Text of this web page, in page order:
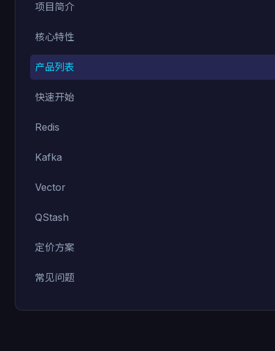
项目简介
核心特性
产品列表
快速开始
Redis
Kafka
Vector
QStash
定价方案
常见问题